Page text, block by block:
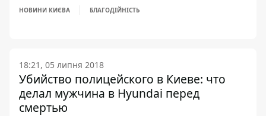
НОВИНИ КИЄВА БЛАГОДІЙНІСТЬ
18:21, 05 липня 2018
Убийство полицейского в Киеве: что
делал мужчина в Hyundai перед
смертью